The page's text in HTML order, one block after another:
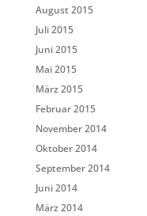
August 2015
Juli 2015
Juni 2015
Mai 2015
März 2015
Februar 2015
November 2014
Oktober 2014
September 2014
Juni 2014
März 2014